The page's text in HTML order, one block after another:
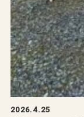
2026.4.25